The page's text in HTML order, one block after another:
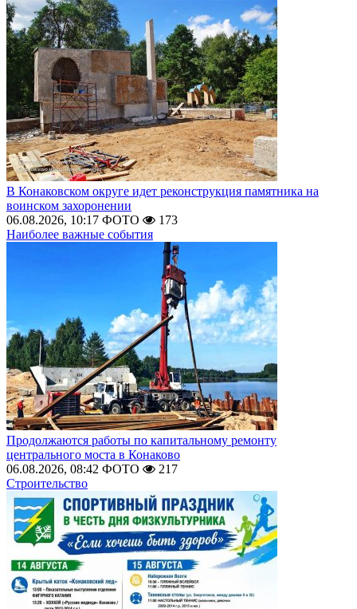
В Конаковском округе идет реконструкция памятника на
воинском захоронении
06.08.2026, 10:17 ФОТО
173
Наиболее важные события
Продолжаются работы по капитальному ремонту
центрального моста в Конаково
06.08.2026, 08:42 ФОТО
217
Строительство